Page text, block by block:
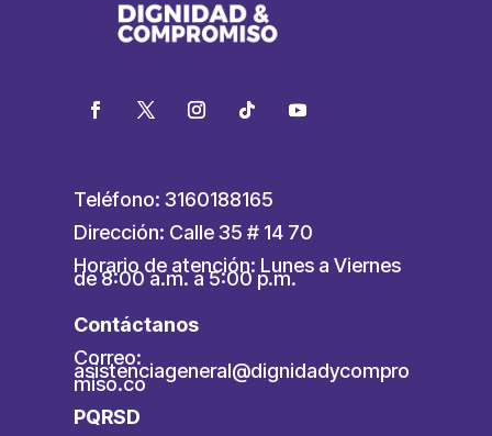
Teléfono: 3160188165
Dirección: Calle 35 # 14 70
Horario de atención: Lunes a Viernes
de 8:00 a.m. a 5:00 p.m.
Contáctanos
Correo:
asistenciageneral@dignidadycompro
miso.co
PQRSD